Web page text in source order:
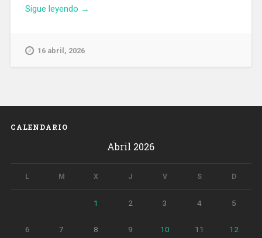
Sigue leyendo «Badalona
agentes
respeto
públicos»
→
16 abril, 2026
CALENDARIO
Abril 2026
L M X J V S D
1 2 3 4 5
6 7 8 9 10 11 12